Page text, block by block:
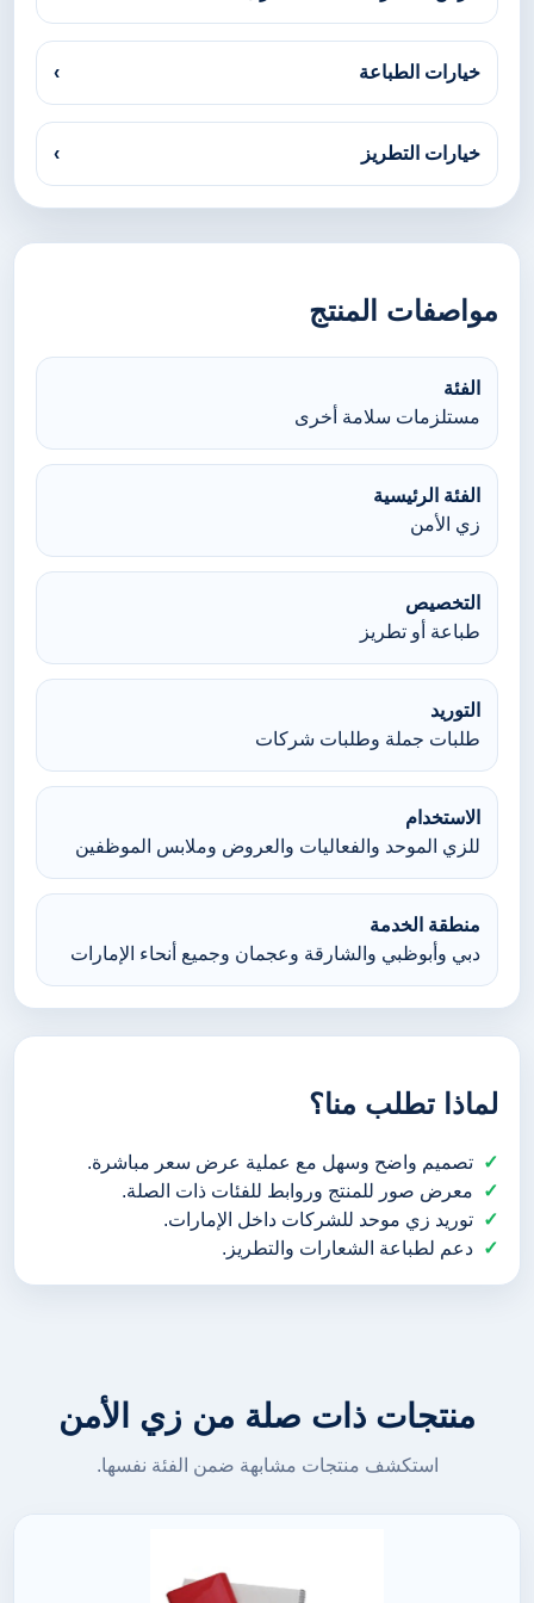
خيارات الطباعة ›
خيارات التطريز ›
مواصفات المنتج
الفئة
مستلزمات سلامة أخرى
الفئة الرئيسية
زي الأمن
التخصيص
طباعة أو تطريز
التوريد
طلبات جملة وطلبات شركات
الاستخدام
للزي الموحد والفعاليات والعروض وملابس الموظفين
منطقة الخدمة
دبي وأبوظبي والشارقة وعجمان وجميع أنحاء الإمارات
لماذا تطلب منا؟
تصميم واضح وسهل مع عملية عرض سعر مباشرة.
معرض صور للمنتج وروابط للفئات ذات الصلة.
توريد زي موحد للشركات داخل الإمارات.
دعم لطباعة الشعارات والتطريز.
منتجات ذات صلة من زي الأمن
استكشف منتجات مشابهة ضمن الفئة نفسها.